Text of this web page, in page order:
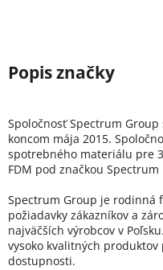
Spoločnosť Spectrum
koncom mája 2015.
spotrebného materiálu pre
FDM pod značkou Spectrum
Spectrum Group je rodinná
požiadavky zákazníkov a
najväčších výrobcov v
vysoko kvalitných
dostupnosti.